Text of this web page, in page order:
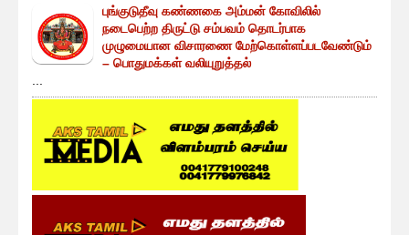
புங்குடுதீவு கண்ணகை அம்மன் கோவிலில்
நடைபெற்ற திருட்டு சம்பவம் தொடர்பாக
முழுமையான விசாரணை மேற்கொள்ளப்படவேண்டும்
– பொதுமக்கள் வலியுறுத்தல்
...